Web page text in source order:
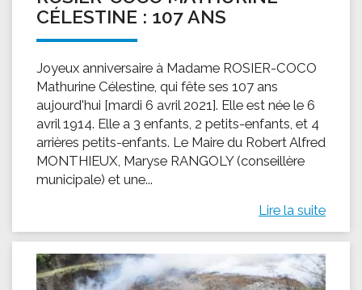
CÉLESTINE : 107 ANS
Joyeux anniversaire à Madame ROSIER-COCO
Mathurine Célestine, qui fête ses 107 ans
aujourd'hui [mardi 6 avril 2021]. Elle est née le 6
avril 1914. Elle a 3 enfants, 2 petits-enfants, et 4
arrières petits-enfants. Le Maire du Robert Alfred
MONTHIEUX, Maryse RANGOLY (conseillère
municipale) et une...
Lire la suite